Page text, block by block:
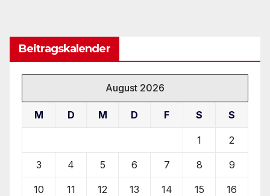
Beitragskalender
August 2026
M D M D F S S
1 2
3 4 5 6 7 8 9
10 11 12 13 14 15 16